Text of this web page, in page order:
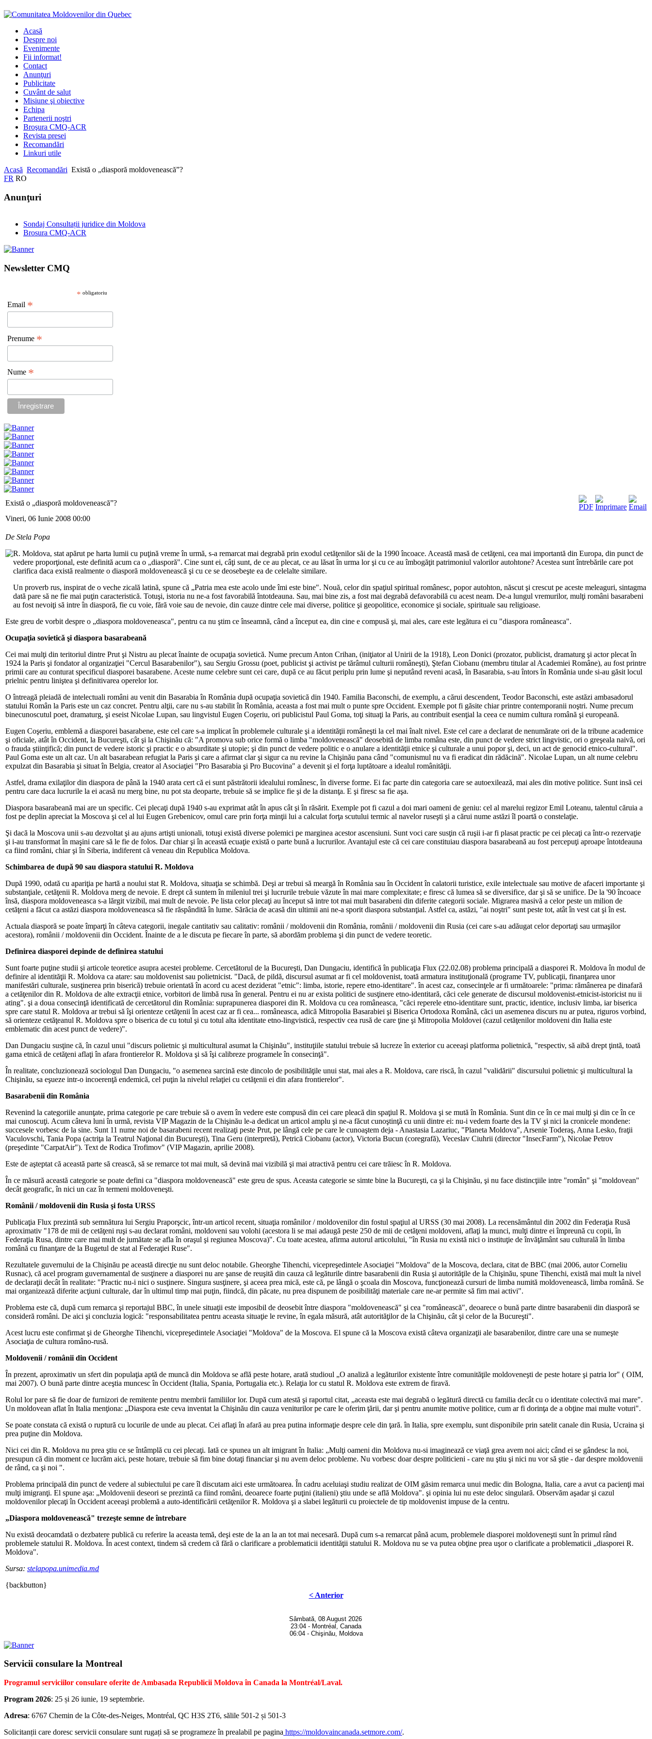
Acasă
Despre noi
Evenimente
Fii informat!
Contact
Anunţuri
Publicitate
Cuvânt de salut
Misiune şi obiective
Echipa
Partenerii noştri
Broşura CMQ-ACR
Revista presei
Recomandări
Linkuri utile
Acasă Recomandări Există o „diasporă moldovenească”?
FR RO
Anunţuri
Sondaj Consultații juridice din Moldova
Brosura CMQ-ACR
Newsletter CMQ
* obligatoriu
Email *
Prenume *
Nume *
Există o „diasporă moldovenească”?
Vineri, 06 Iunie 2008 00:00
De Stela Popa
R. Moldova, stat apărut pe harta lumii cu puţină vreme în urmă, s-a remarcat mai degrabă prin exodul cetăţenilor săi de la 1990 încoace. Această masă de cetăţeni, cea mai importantă din Europa, din punct de
vedere proporţional, este definită acum ca o „diasporă". Cine sunt ei, câţi sunt, de ce au plecat, ce au lăsat în urma lor şi cu ce au îmbogăţit patrimoniul valorilor autohtone? Acestea sunt întrebările care pot
clarifica daca există realmente o diasporă moldovenească şi cu ce se deosebeşte ea de celelalte similare.
Un proverb rus, inspirat de o veche zicală latină, spune că „Patria mea este acolo unde îmi este bine". Nouă, celor din spaţiul spiritual românesc, popor autohton, născut şi crescut pe aceste meleaguri, sintagma
dată pare să ne fie mai puţin caracteristică. Totuşi, istoria nu ne-a fost favorabilă întotdeauna. Sau, mai bine zis, a fost mai degrabă defavorabilă cu acest neam. De-a lungul vremurilor, mulţi români basarabeni
au fost nevoiţi să intre în diasporă, fie cu voie, fără voie sau de nevoie, din cauze dintre cele mai diverse, politice şi geopolitice, economice şi sociale, spirituale sau religioase.
Este greu de vorbit despre o „diaspora moldoveneasca", pentru ca nu ştim ce înseamnă, când a început ea, din cine e compusă şi, mai ales, care este legătura ei cu "diaspora româneasca".
Ocupaţia sovietică şi diaspora basarabeană
Cei mai mulţi din teritoriul dintre Prut şi Nistru au plecat înainte de ocupaţia sovietică. Nume precum Anton Crihan, (iniţiator al Unirii de la 1918), Leon Donici (prozator, publicist, dramaturg şi actor plecat în
1924 la Paris şi fondator al organizaţiei "Cercul Basarabenilor"), sau Sergiu Grossu (poet, publicist şi activist pe tărâmul culturii româneşti), Ştefan Ciobanu (membru titular al Academiei Române), au fost printre
primii care au conturat specificul diasporei basarabene. Aceste nume celebre sunt cei care, după ce au făcut periplu prin lume şi neputând reveni acasă, în Basarabia, s-au întors în România unde si-au găsit locul
prielnic pentru liniştea şi definitivarea operelor lor.
O întreagă pleiadă de intelectuali români au venit din Basarabia în România după ocupaţia sovietică din 1940. Familia Baconschi, de exemplu, a cărui descendent, Teodor Baconschi, este astăzi ambasadorul
statului Român la Paris este un caz concret. Pentru alţii, care nu s-au stabilit în România, aceasta a fost mai mult o punte spre Occident. Exemple pot fi găsite chiar printre contemporanii noştri. Nume precum
binecunoscutul poet, dramaturg, şi eseist Nicolae Lupan, sau lingvistul Eugen Coşeriu, ori publicistul Paul Goma, toţi situaţi la Paris, au contribuit esenţial la ceea ce numim cultura română şi europeană.
Eugen Coşeriu, emblemă a diasporei basarabene, este cel care s-a implicat în problemele culturale şi a identităţii româneşti la cel mai înalt nivel. Este cel care a declarat de nenumărate ori de la tribune academice
şi oficiale, atât în Occident, la Bucureşti, cât şi la Chişinău că: "A promova sub orice formă o limba "moldovenească" deosebită de limba româna este, din punct de vedere strict lingvistic, ori o greşeala naivă, ori
o frauda ştiinţifică; din punct de vedere istoric şi practic e o absurditate şi utopie; şi din punct de vedere politic e o anulare a identităţii etnice şi culturale a unui popor şi, deci, un act de genocid etnico-cultural".
Paul Goma este un alt caz. Un alt basarabean refugiat la Paris şi care a afirmat clar şi sigur ca nu revine la Chişinău pana când "comunismul nu va fi eradicat din rădăcină". Nicolae Lupan, un alt nume celebru
expulzat din Basarabia şi situat în Belgia, creator al Asociaţiei "Pro Basarabia şi Pro Bucovina" a devenit şi el forţa luptătoare a idealul românităţii.
Astfel, drama exilaţilor din diaspora de până la 1940 arata cert că ei sunt păstrătorii idealului românesc, în diverse forme. Ei fac parte din categoria care se autoexilează, mai ales din motive politice. Sunt insă cei
pentru care daca lucrurile la ei acasă nu merg bine, nu pot sta deoparte, trebuie să se implice fie şi de la distanţa. E şi firesc sa fie aşa.
Diaspora basarabeană mai are un specific. Cei plecaţi după 1940 s-au exprimat atât în apus cât şi în răsărit. Exemple pot fi cazul a doi mari oameni de geniu: cel al marelui regizor Emil Loteanu, talentul căruia a
fost pe deplin apreciat la Moscova şi cel al lui Eugen Grebenicov, omul care prin forţa minţii lui a calculat forţa scutului termic al navelor ruseşti şi a cărui nume astăzi îl poartă o constelaţie.
Şi dacă la Moscova unii s-au dezvoltat şi au ajuns artişti unionali, totuşi există diverse polemici pe marginea acestor ascensiuni. Sunt voci care susţin că ruşii i-ar fi plasat practic pe cei plecaţi ca într-o rezervaţie
şi i-au transformat în maşini care să le fie de folos. Dar chiar şi în această ecuaţie există o parte bună a lucrurilor. Avantajul este că cei care constituiau diaspora basarabeană au fost percepuţi aproape întotdeauna
ca fiind români, chiar şi în Siberia, indiferent că veneau din Republica Moldova.
Schimbarea de după 90 sau diaspora statului R. Moldova
După 1990, odată cu apariţia pe hartă a noului stat R. Moldova, situaţia se schimbă. Deşi ar trebui să meargă în România sau în Occident în calatorii turistice, exile intelectuale sau motive de afaceri importante şi
substanţiale, cetăţenii R. Moldova merg de nevoie. E drept că suntem în mileniul trei şi lucrurile trebuie văzute în mai mare complexitate; e firesc că lumea să se diversifice, dar şi să se unifice. De la '90 încoace
însă, diaspora moldoveneasca s-a lărgit vizibil, mai mult de nevoie. Pe lista celor plecaţi au început să intre tot mai mult basarabeni din diferite categorii sociale. Migrarea masivă a celor peste un milion de
cetăţeni a făcut ca astăzi diaspora moldoveneasca să fie răspândită în lume. Sărăcia de acasă din ultimii ani ne-a sporit diaspora substanţial. Astfel ca, astăzi, "ai noştri" sunt peste tot, atât în vest cat şi în est.
Actuala diasporă se poate împarţi în câteva categorii, inegale cantitativ sau calitativ: românii / moldovenii din România, românii / moldovenii din Rusia (cei care s-au adăugat celor deportaţi sau urmaşilor
acestora), românii / moldovenii din Occident. Înainte de a le discuta pe fiecare în parte, să abordăm problema şi din punct de vedere teoretic.
Definirea diasporei depinde de definirea statului
Sunt foarte puţine studii şi articole teoretice asupra acestei probleme. Cercetătorul de la Bucureşti, Dan Dungaciu, identifică în publicaţia Flux (22.02.08) problema principală a diasporei R. Moldova în modul de
definire al identităţii R. Moldova ca atare: sau moldovenist sau polietnicist. "Dacă, de pildă, discursul asumat ar fi cel moldovenist, toată armatura instituţională (programe TV, publicaţii, finanţarea unor
manifestări culturale, susţinerea prin biserică) trebuie orientată în acord cu acest deziderat "etnic": limba, istorie, repere etno-identitare". în acest caz, consecinţele ar fi următoarele: "prima: rămânerea pe dinafară
a cetăţenilor din R. Moldova de alte extracţii etnice, vorbitori de limbă rusa în general. Pentru ei nu ar exista politici de susţinere etno-identitară, căci cele generate de discursul moldovenist-etnicist-istoricist nu ii
ating". şi a doua consecinţă identificată de cercetătorul din România: suprapunerea diasporei din R. Moldova cu cea româneasca, "căci reperele etno-identitare sunt, practic, identice, inclusiv limba, iar biserica
spre care statul R. Moldova ar trebui să îşi orienteze cetăţenii în acest caz ar fi cea... româneasca, adică Mitropolia Basarabiei şi Biserica Ortodoxa Română, căci un asemenea discurs nu ar putea, riguros vorbind,
să orienteze cetăţeanul R. Moldova spre o biserica de cu totul şi cu totul alta identitate etno-lingvistică, respectiv cea rusă de care ţine şi Mitropolia Moldovei (cazul cetăţenilor moldoveni din Italia este
emblematic din acest punct de vedere)".
Dan Dungaciu susţine că, în cazul unui "discurs polietnic şi multicultural asumat la Chişinău", instituţiile statului trebuie să lucreze în exterior cu aceeaşi platforma polietnică, "respectiv, să aibă drept ţintă, toată
gama etnică de cetăţeni aflaţi în afara frontierelor R. Moldova şi să îşi calibreze programele în consecinţă".
În realitate, concluzionează sociologul Dan Dungaciu, "o asemenea sarcină este dincolo de posibilităţile unui stat, mai ales a R. Moldova, care riscă, în cazul "validării" discursului polietnic şi multicultural la
Chişinău, sa eşueze intr-o incoerenţă endemică, cel puţin la nivelul relaţiei cu cetăţenii ei din afara frontierelor".
Basarabenii din România
Revenind la categoriile anunţate, prima categorie pe care trebuie să o avem în vedere este compusă din cei care pleacă din spaţiul R. Moldova şi se mută în România. Sunt din ce în ce mai mulţi şi din ce în ce
mai cunoscuţi. Acum câteva luni în urmă, revista VIP Magazin de la Chişinău le-a dedicat un articol amplu şi ne-a făcut cunoştinţă cu unii dintre ei: nu-i vedem foarte des la TV şi nici la cronicele mondene:
succesele vorbesc de la sine. Sunt 11 nume noi de basarabeni recent realizaţi peste Prut, pe lângă cele pe care le cunoaştem deja - Anastasia Lazariuc, "Planeta Moldova", Arsenie Toderaş, Anna Lesko, fraţii
Vaculovschi, Tania Popa (actriţa la Teatrul Naţional din Bucureşti), Tina Geru (interpretă), Petrică Ciobanu (actor), Victoria Bucun (coregrafă), Veceslav Ciuhrii (director "InsecFarm"), Nicolae Petrov
(preşedinte "CarpatAir"). Text de Rodica Trofimov" (VIP Magazin, aprilie 2008).
Este de aşteptat că această parte să crească, să se remarce tot mai mult, să devină mai vizibilă şi mai atractivă pentru cei care trăiesc în R. Moldova.
În ce măsură această categorie se poate defini ca "diaspora moldovenească" este greu de spus. Aceasta categorie se simte bine la Bucureşti, ca şi la Chişinău, şi nu face distincţiile intre "român" şi "moldovean"
decât geografic, în nici un caz în termeni moldoveneşti.
Românii / moldovenii din Rusia şi fosta URSS
Publicaţia Flux prezintă sub semnătura lui Sergiu Praporşcic, într-un articol recent, situaţia românilor / moldovenilor din fostul spaţiul al URSS (30 mai 2008). La recensământul din 2002 din Federaţia Rusă
aproximativ "178 de mii de cetăţeni ruşi s-au declarat români, moldoveni sau volohi (acestora li se mai adaugă peste 250 de mii de cetăţeni moldoveni, aflaţi la munci, mulţi dintre ei împreună cu copii, în
Federaţia Rusa, dintre care mai mult de jumătate se afla în oraşul şi regiunea Moscova)". Cu toate acestea, afirma autorul articolului, "în Rusia nu există nici o instituţie de învăţământ sau culturală în limba
română cu finanţare de la Bugetul de stat al Federaţiei Ruse".
Rezultatele guvernului de la Chişinău pe această direcţie nu sunt deloc notabile. Gheorghe Tihenchi, vicepreşedintele Asociaţiei "Moldova" de la Moscova, declara, citat de BBC (mai 2006, autor Corneliu
Rusnac), că acel program guvernamental de susţinere a diasporei nu are şanse de reuşită din cauza că legăturile dintre basarabenii din Rusia şi autorităţile de la Chişinău, spune Tihenchi, există mai mult la nivel
de declaraţii decât în realitate: "Practic nu-i nici o susţinere. Singura susţinere, şi aceea prea mică, este că, pe lângă o şcoala din Moscova, funcţionează cursuri de limba numită moldovenească, limba română. Se
mai organizează diferite acţiuni culturale, dar în ultimul timp mai puţin, fiindcă, din păcate, nu prea dispunem de posibilităţi materiale care ne-ar permite să fim mai activi".
Problema este că, după cum remarca şi reportajul BBC, în unele situaţii este imposibil de deosebit între diaspora "moldovenească" şi cea "românească", deoarece o bună parte dintre basarabenii din diasporă se
consideră români. De aici şi concluzia logică: "responsabilitatea pentru aceasta situaţie le revine, în egala măsură, atât autorităţilor de la Chişinău, cât şi celor de la Bucureşti".
Acest lucru este confirmat şi de Gheorghe Tihenchi, vicepreşedintele Asociaţiei "Moldova" de la Moscova. El spune că la Moscova există câteva organizaţii ale basarabenilor, dintre care una se numeşte
Asociaţia de cultura româno-rusă.
Moldovenii / românii din Occident
În prezent, aproximativ un sfert din populaţia aptă de muncă din Moldova se află peste hotare, arată studioul „O analiză a legăturilor existente între comunităţile moldoveneşti de peste hotare şi patria lor" ( OIM,
mai 2007). O bună parte dintre aceştia muncesc în Occident (Italia, Spania, Portugalia etc.). Relaţia lor cu statul R. Moldova este extrem de firavă.
Rolul lor pare să fie doar de furnizori de remitente pentru membrii familiilor lor. După cum atestă şi raportul citat, „aceasta este mai degrabă o legătură directă cu familia decât cu o identitate colectivă mai mare".
Un moldovean aflat în Italia menţiona: „Diaspora este ceva inventat la Chişinău din cauza veniturilor pe care le oferim ţării, dar şi pentru anumite motive politice, cum ar fi dorinţa de a obţine mai multe voturi".
Se poate constata că există o ruptură cu locurile de unde au plecat. Cei aflaţi în afară au prea putina informaţie despre cele din ţară. în Italia, spre exemplu, sunt disponibile prin satelit canale din Rusia, Ucraina şi
prea puţine din Moldova.
Nici cei din R. Moldova nu prea ştiu ce se întâmplă cu cei plecaţi. Iată ce spunea un alt imigrant în Italia: „Mulţi oameni din Moldova nu-si imaginează ce viaţă grea avem noi aici; când ei se gândesc la noi,
presupun că din moment ce lucrăm aici, peste hotare, trebuie să fim bine dotaţi financiar şi nu avem deloc probleme. Nu vorbesc doar despre politicieni - care nu ştiu şi nici nu vor să ştie - dar despre moldovenii
de rând, ca şi noi ".
Problema principală din punct de vedere al subiectului pe care îl discutam aici este următoarea. În cadru aceluiaşi studiu realizat de OIM găsim remarca unui medic din Bologna, Italia, care a avut ca pacienţi mai
mulţi imigranţi. El spune aşa: „Moldovenii deseori se prezintă ca fiind români, deoarece foarte puţini (italieni) ştiu unde se află Moldova". şi opinia lui nu este deloc singulară. Observăm aşadar şi cazul
moldovenilor plecaţi în Occident aceeaşi problemă a auto-identificării cetăţenilor R. Moldova şi a slabei legăturii cu proiectele de tip moldovenist impuse de la centru.
„Diaspora moldovenească" trezeşte semne de întrebare
Nu există deocamdată o dezbatere publică cu referire la aceasta temă, deşi este de la an la an tot mai necesară. După cum s-a remarcat până acum, problemele diasporei moldoveneşti sunt în primul rând
problemele statului R. Moldova. În acest context, tindem să credem că fără o clarificare a problematicii identităţii statului R. Moldova nu se va putea obţine prea uşor o clarificate a problematicii „diasporei R.
Moldova".
Sursa: stelapopa.unimedia.md
{backbutton}
< Anterior
Sâmbată, 08 August 2026
23:04 - Montréal, Canada
06:04 - Chişinău, Moldova
Servicii consulare la Montreal
Programul serviciilor consulare oferite de Ambasada Republicii Moldova în Canada la Montréal/Laval.
Program 2026: 25 și 26 iunie, 19 septembrie.
Adresa: 6767 Chemin de la Côte-des-Neiges, Montréal, QC H3S 2T6, sălile 501-2 și 501-3
Solicitanții care doresc servicii consulare sunt rugați să se programeze în prealabil pe pagina https://moldovaincanada.setmore.com/.